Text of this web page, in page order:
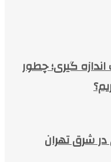
گیری؛ چطور
شرق تهران